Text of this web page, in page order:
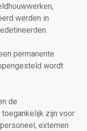
werden in
permanente
wordt
de
zijn voor
externen